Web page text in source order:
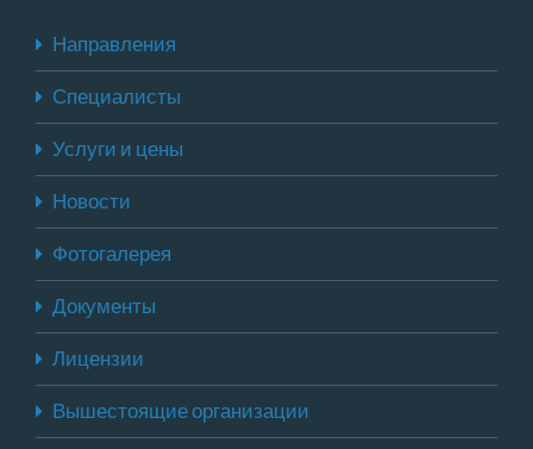
Направления
Специалисты
Услуги и цены
Новости
Фотогалерея
Документы
Лицензии
Вышестоящие организации